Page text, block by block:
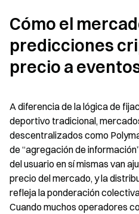
Cómo el
predicciones
precio a
A diferencia de la lógica de
deportivo tradicional,
descentralizados como
de “agregación de
del usuario en sí mismas van
precio del mercado, y la
refleja la ponderación
Cuando muchos operadores